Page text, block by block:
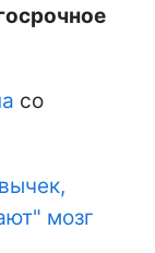
со
мозг